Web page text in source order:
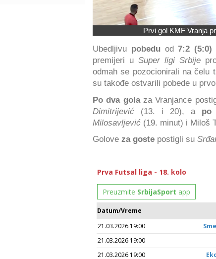
Prvi gol KMF Vranja
Ubedljivu pobeduod7:2 (5:0)
premijeri uSuper ligi Srbije
odmah se pozocionirali na čelu
su takođe ostvarili pobede u
Po dva golaza Vranjance
Dimitrijević (13. i 20), a po
Milosavljević (19. minut) i Miloš
Golove za goste postigli su